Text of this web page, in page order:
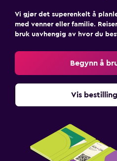
Vi gjør det superenkelt å
med venner eller familie.
bruk uavhengig av hvor du
Begynn å
Vis